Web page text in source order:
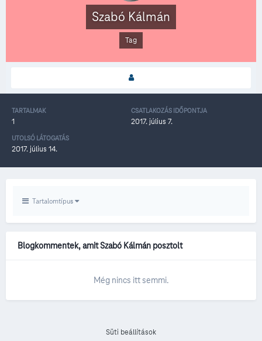
Szabó Kálmán
Tag
TARTALMAK
1
CSATLAKOZÁS IDŐPONTJA
2017. július 7.
UTOLSÓ LÁTOGATÁS
2017. július 14.
Tartalomtípus
Blogkommentek, amit Szabó Kálmán posztolt
Még nincs itt semmi.
Süti beállítások